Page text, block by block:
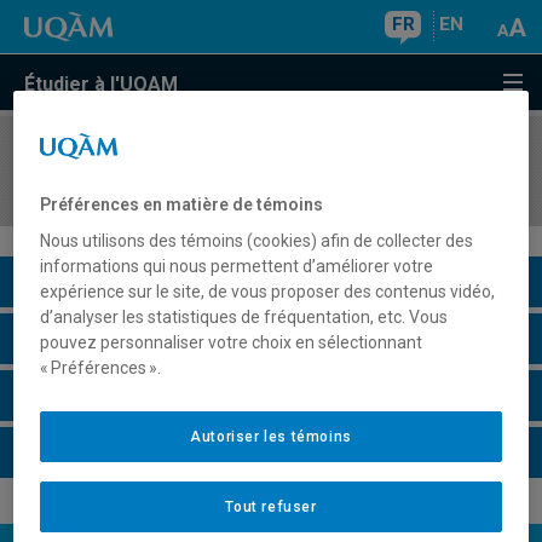
FR EN
Étudier à l'UQAM
COURS//
Description du cours
Horaire - Été 2026
Préférences en matière de témoins
Nous utilisons des témoins (cookies) afin de collecter des
informations qui nous permettent d’améliorer votre
expérience sur le site, de vous proposer des contenus vidéo,
d’analyser les statistiques de fréquentation, etc. Vous
pouvez personnaliser votre choix en sélectionnant
« Préférences ».
Tout refuser
Autoriser les témoins